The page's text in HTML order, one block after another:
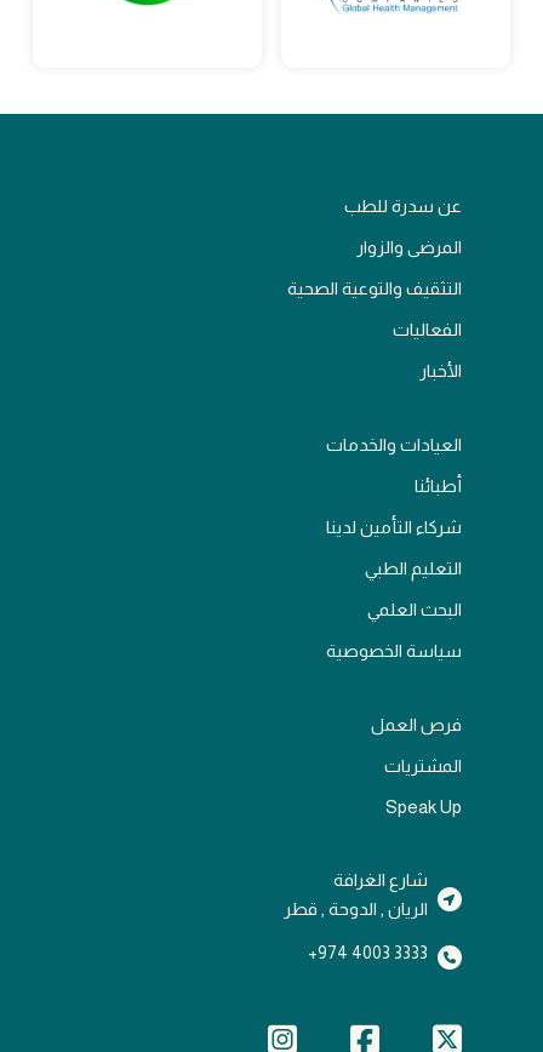
عن سدرة للطب
المرضى والزوار
التثقيف والتوعية الصحية
الفعاليات
الأخبار
العيادات والخدمات
أطبائنا
شركاء التأمين لدينا
التعليم الطبي
البحث العلمي
سياسة الخصوصية
فرص العمل
المشتريات
Speak Up
شارع الغرافة
الريان , الدوحة , قطر
3333 4003 974+